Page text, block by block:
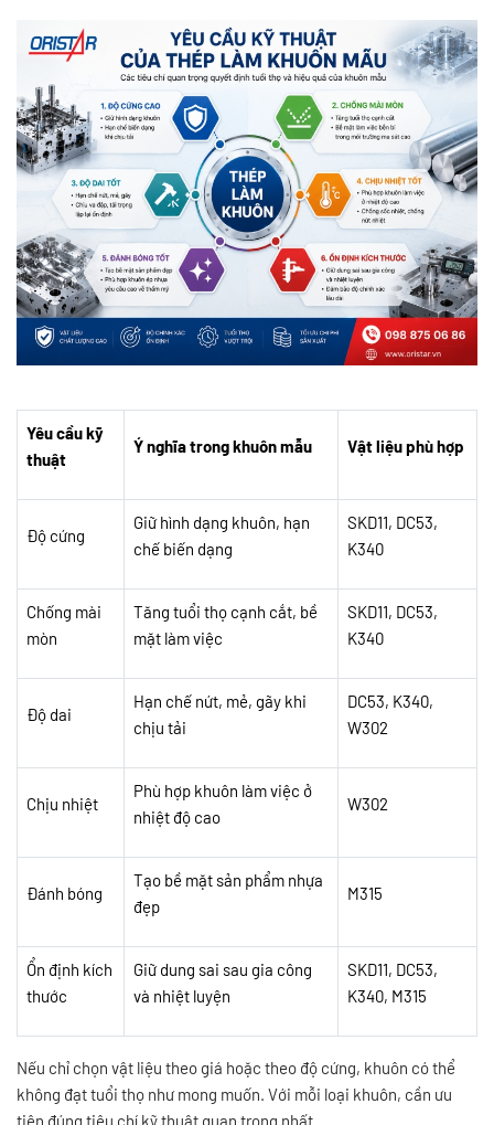
Yêu cầu kỹ
thuật
Ý nghĩa trong khuôn mẫu Vật liệu phù hợp
Độ cứng
Giữ hình dạng khuôn, hạn
chế biến dạng
SKD11, DC53,
K340
Chống mài
mòn
Tăng tuổi thọ cạnh cắt, bề
mặt làm việc
SKD11, DC53,
K340
Độ dai
Hạn chế nứt, mẻ, gãy khi
chịu tải
DC53, K340,
W302
Chịu nhiệt
Phù hợp khuôn làm việc ở
nhiệt độ cao
W302
Đánh bóng
Tạo bề mặt sản phẩm nhựa
đẹp
M315
Ổn định kích
thước
Giữ dung sai sau gia công
và nhiệt luyện
SKD11, DC53,
K340, M315
Nếu chỉ chọn vật liệu theo giá hoặc theo độ cứng, khuôn có thể
không đạt tuổi thọ như mong muốn. Với mỗi loại khuôn, cần ưu
tiên đúng tiêu chí kỹ thuật quan trọng nhất.